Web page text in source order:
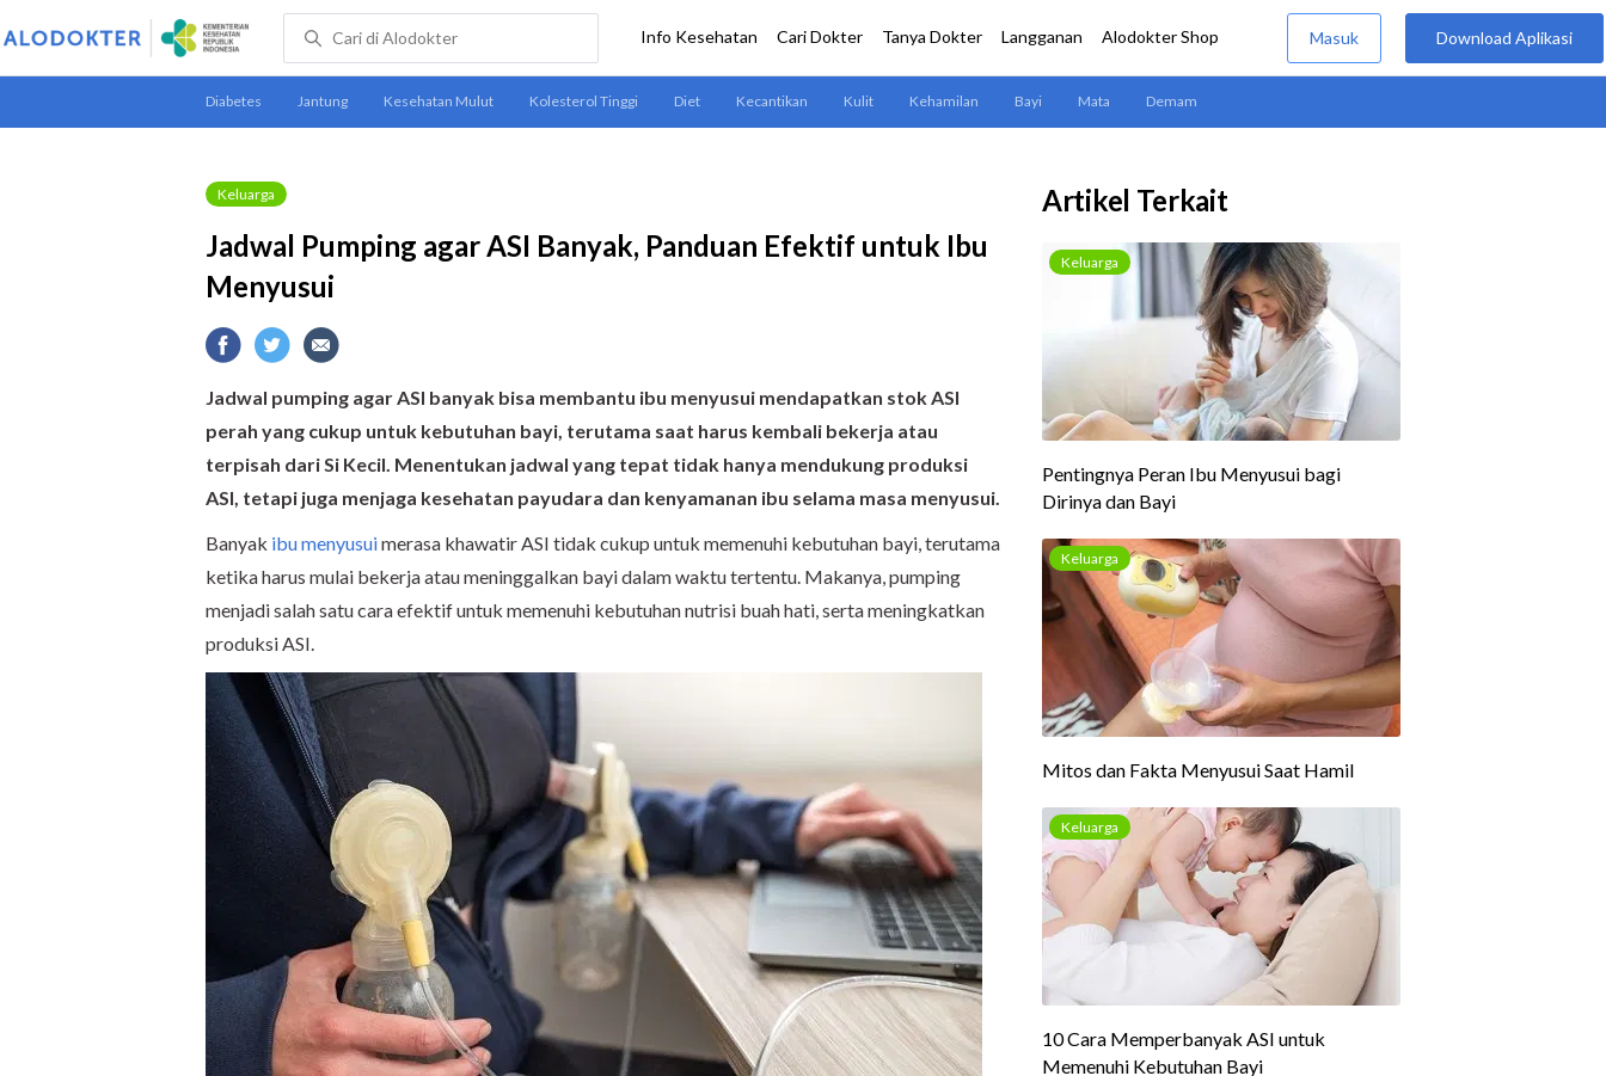
Keluarga
Jadwal Pumping agar ASI Banyak, Panduan Efektif untuk Ibu
Menyusui
Jadwal pumping agar ASI banyak bisa membantu ibu menyusui mendapatkan stok ASI
perah yang cukup untuk kebutuhan bayi, terutama saat harus kembali bekerja atau
terpisah dari Si Kecil. Menentukan jadwal yang tepat tidak hanya mendukung produksi
ASI, tetapi juga menjaga kesehatan payudara dan kenyamanan ibu selama masa menyusui.
Banyak ibu menyusuimerasa khawatir ASI tidak cukup untuk memenuhi kebutuhan bayi, terutama
ketika harus mulai bekerja atau meninggalkan bayi dalam waktu tertentu. Makanya, pumping
menjadi salah satu cara efektif untuk memenuhi kebutuhan nutrisi buah hati, serta meningkatkan
produksi ASI.
Artikel Terkait